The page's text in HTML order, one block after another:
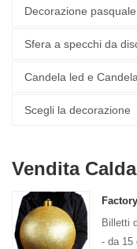
Decorazione
Sfera a specchi da
Candela led e
Scegli la decorazione
Vendita Calda
Billetti
- da 15